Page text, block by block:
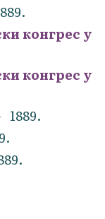
конгрес у
конгрес у
1889.